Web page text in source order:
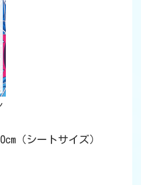
（シートサイズ）